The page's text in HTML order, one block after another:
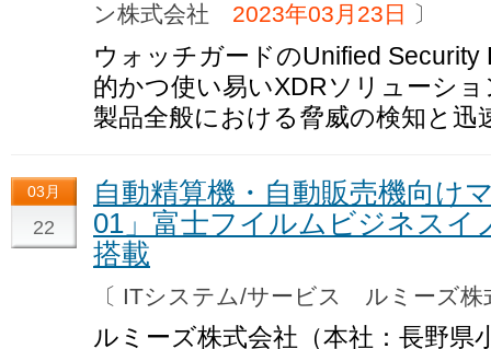
ン株式会社 2023年03月23日 〕
ウォッチガードのUnified
的かつ使い易いXDRソリューシ
製品全般における脅威の検知と
03月
22
自動精算機・自動販売機向け
01」富士フイルムビジネスイ
搭載
〔 ITシステム/サービス ルミーズ
ルミーズ株式会社（本社：長野